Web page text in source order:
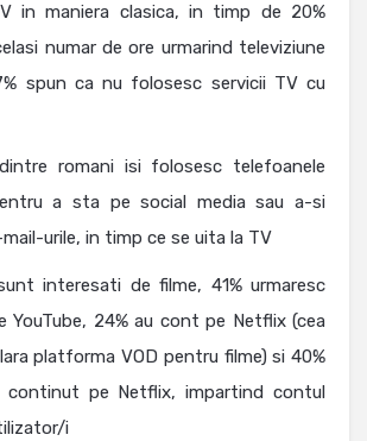
in maniera clasica, in timp de 20%
numar de ore urmarind televiziune
spun ca nu folosesc servicii TV cu
romani isi folosesc telefoanele
a sta pe social media sau a-si
urile, in timp ce se uita la TV
interesati de filme, 41% urmaresc
YouTube, 24% au cont pe Netflix (cea
platforma VOD pentru filme) si 40%
continut pe Netflix, impartind contul
i